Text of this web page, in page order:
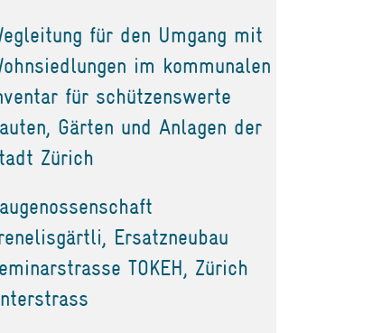
für den Umgang mit
im kommunalen
für schützenswerte
Gärten und Anlagen der
Zürich
Ersatzneubau
TOKEH, Zürich